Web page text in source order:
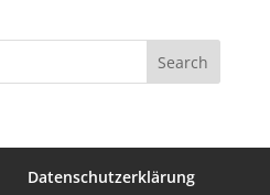
Datenschutzerklärung